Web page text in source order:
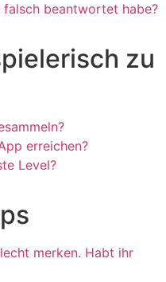
beantwortet habe?
zu
erreichen?
Level?
merken. Habt ihr